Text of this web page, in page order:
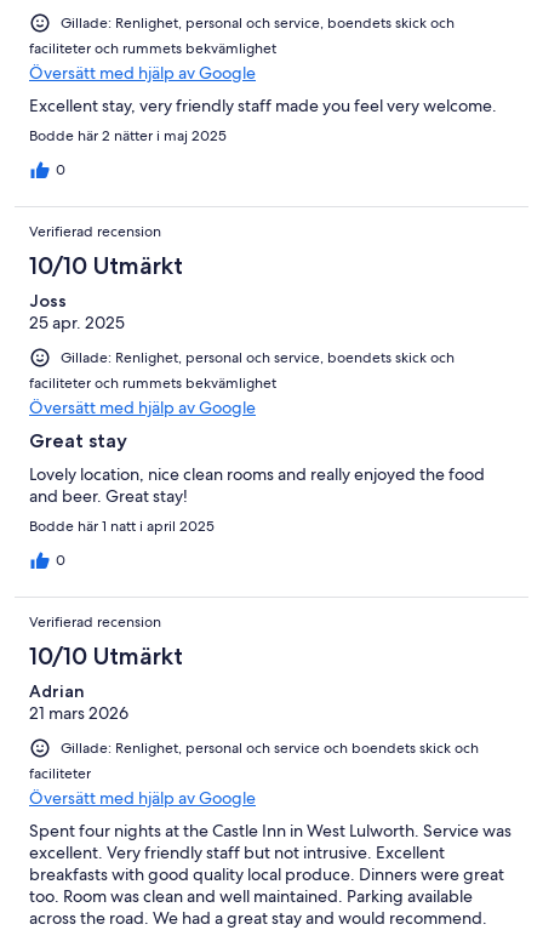
Gillade: Renlighet, personal och service, boendets skick och
faciliteter och rummets bekvämlighet
Översätt med hjälp av Google
Excellent stay, very friendly staff made you feel very welcome.
Bodde här 2 nätter i maj 2025
0
Verifierad recension
10/10 Utmärkt
Joss
25 apr. 2025
Gillade: Renlighet, personal och service, boendets skick och
faciliteter och rummets bekvämlighet
Översätt med hjälp av Google
Great stay
Lovely location, nice clean rooms and really enjoyed the food
and beer. Great stay!
Bodde här 1 natt i april 2025
0
Verifierad recension
10/10 Utmärkt
Adrian
21 mars 2026
Gillade: Renlighet, personal och service och boendets skick och
faciliteter
Översätt med hjälp av Google
Spent four nights at the Castle Inn in West Lulworth. Service was
excellent. Very friendly staff but not intrusive. Excellent
breakfasts with good quality local produce. Dinners were great
too. Room was clean and well maintained. Parking available
across the road. We had a great stay and would recommend.